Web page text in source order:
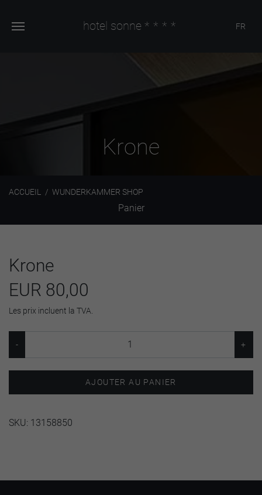
hotel sonne **** FR
Krone
ACCUEIL WUNDERKAMMER SHOP
Panier
Krone
EUR 80,00
Les prix incluent la TVA.
AJOUTER AU PANIER
SKU: 13158850